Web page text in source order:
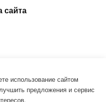
сайта
использование сайтом
предложения и сервис